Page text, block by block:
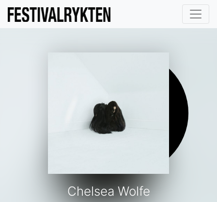
Chelsea Wolfe